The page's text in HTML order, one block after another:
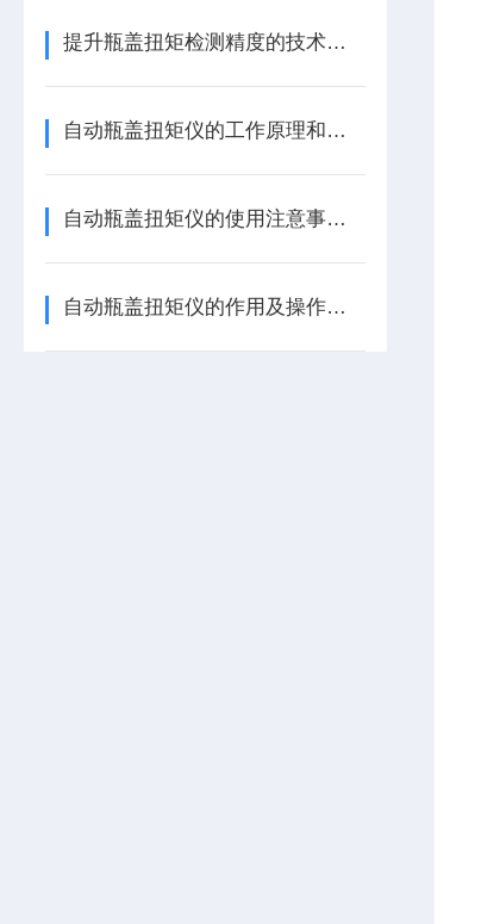
提升瓶盖扭矩检测精度的技术与方法
自动瓶盖扭矩仪的工作原理和特点介绍
自动瓶盖扭矩仪的使用注意事项有哪些？
自动瓶盖扭矩仪的作用及操作注意事项